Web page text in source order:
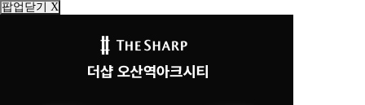
팝업닫기 X